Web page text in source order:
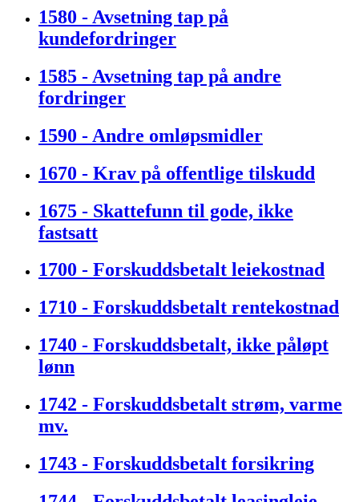
1580 - Avsetning tap på
kundefordringer
1585 - Avsetning tap på andre
fordringer
1590 - Andre omløpsmidler
1670 - Krav på offentlige tilskudd
1675 - Skattefunn til gode, ikke
fastsatt
1700 - Forskuddsbetalt leiekostnad
1710 - Forskuddsbetalt rentekostnad
1740 - Forskuddsbetalt, ikke påløpt
lønn
1742 - Forskuddsbetalt strøm, varme
mv.
1743 - Forskuddsbetalt forsikring